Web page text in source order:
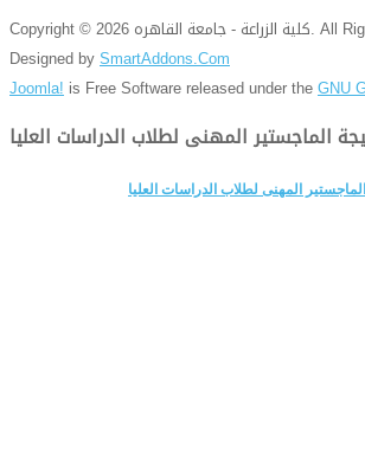
Copyright © 2026 كلية الزراعة - جامعة القاهره. All Rights Reserved.
Designed bySmartAddons.Com
Joomla! is Free Software released under theGNU
الماجستير المهنى لطلاب الدراسات العليا